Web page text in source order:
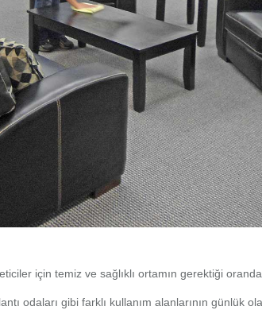
için temiz ve sağlıklı ortamın gerektiği
odaları gibi farklı kullanım alanlarının günlük